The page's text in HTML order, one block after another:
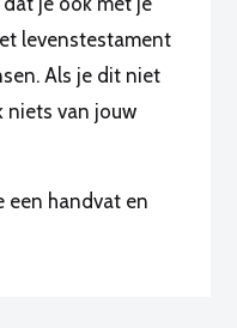
levenstestament
Als je dit niet
niets van jouw
een handvat en